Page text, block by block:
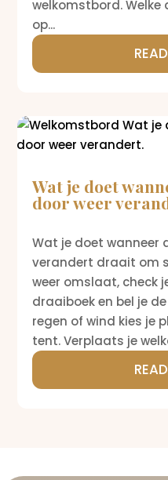
welkomstbord.
op...
Wat je doet
door weer
Wat je doet wanneer
verandert draait om
weer omslaat, check
draaiboek en bel je
regen of wind kies je
tent. Verplaats je